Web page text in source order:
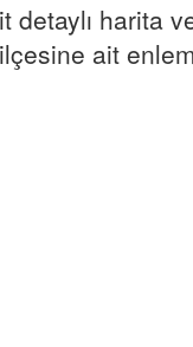
detaylı harita
ait